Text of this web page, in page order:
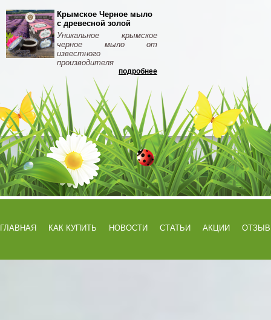
Крымское Черное мыло
с древесной золой
Уникальное крымское
черное мыло от
известного
производителя
подробнее
ГЛАВНАЯ КАК КУПИТЬ НОВОСТИ СТАТЬИ АКЦИИ